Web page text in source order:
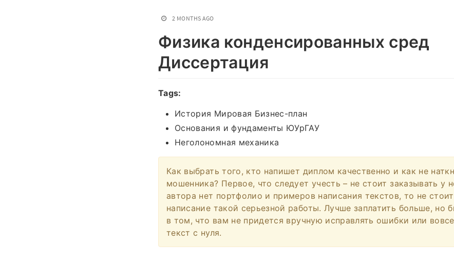
2 MONTHS AGO
Физика конденсированных сред
Диссертация
Tags:
История Мировая Бизнес-план
Основания и фундаменты ЮУрГАУ
Неголономная механика
Как выбрать того, кто напишет диплом качественно и как не
мошенника? Первое, что следует учесть – не стоит заказывать у
автора нет портфолио и примеров написания текстов, то не
написание такой серьезной работы. Лучше заплатить больше, но
в том, что вам не придется вручную исправлять ошибки или
текст с нуля.